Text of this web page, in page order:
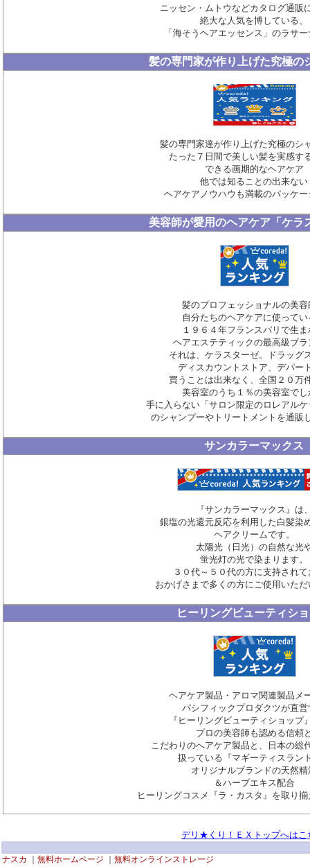
ニッセン・ムトウなどカタログ通販
絶大な人気を博している、
「海そうヘアエッセンス」のラサ
髪の専門家が作り上げた究極の
髪の専門家達が作り上げた究極のシ
たった７日間で美しい髪を実感す
できる画期的なヘアケア
他では知ることの出来ない
ヘアケアノウハウも満載のパッケ
美容師が愛用のヘアケア「ケラ
髪のプロフェッショナルの美容
自分たちのヘアケアに使ってい
１９６４年フランスパリで生
ヘアエステティックの最高級ブラ
それは、ケラスターゼ。ドラッグ
ディスカウントストア、デパー
買うことは出来なく、全国２０万
美容室のうち１％の美容室でし
手に入らない「サロン限定のロレアル
のシャンプーやトリートメントを通販
サンカラーマックス
『サンカラーマックス』は
銀塩の光還元反応を利用した白髪染
ヘアクリームです。
太陽光（日光）の自然な光
蛍光灯の光で染まります。
３０代～５０代の方に支持され
おかげさまで多くの方にご使用いた
ヒーリングビューティシ
ヘアケア製品・アロマ関連製品メ
パシフィックプロダクツが直営
『ヒーリングビューティショップ
プロの美容師も認める信頼
こだわりのへアケア製品と、日本の総
扱っている『マギーティスラン
オリジナルブランドの天然精
＆ハーブエキス配合
ヒーリングコスメ『ラ・カスタ』を取り
デリ★くり！ＥＸトップへはこ
ナスカ 無料ホームページ 無料オンラインストレージ